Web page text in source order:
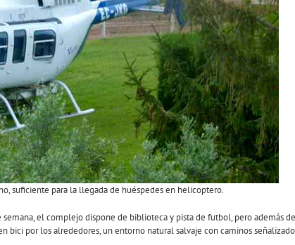
suficiente para la llegada de huéspedes en helicoptero.
el complejo dispone de biblioteca y pista de futbol, pero además de
bici por los alrededores, un entorno natural salvaje con caminos